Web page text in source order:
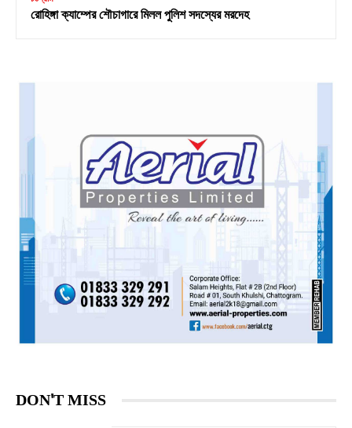
রোহিঙ্গা ক্যাম্পের শৌচাগারে মিলল পুলিশ সদস্যের মরদেহ
DON'T MISS